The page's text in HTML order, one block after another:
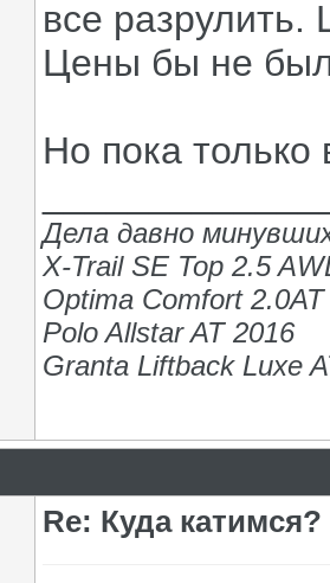
все
Цены бы не
Но пока
Дела давно
X-Trail SE Top 2.5
Optima Comfort
Polo Allstar AT 2016
Granta Liftback Luxe
Re: Куда катимся?